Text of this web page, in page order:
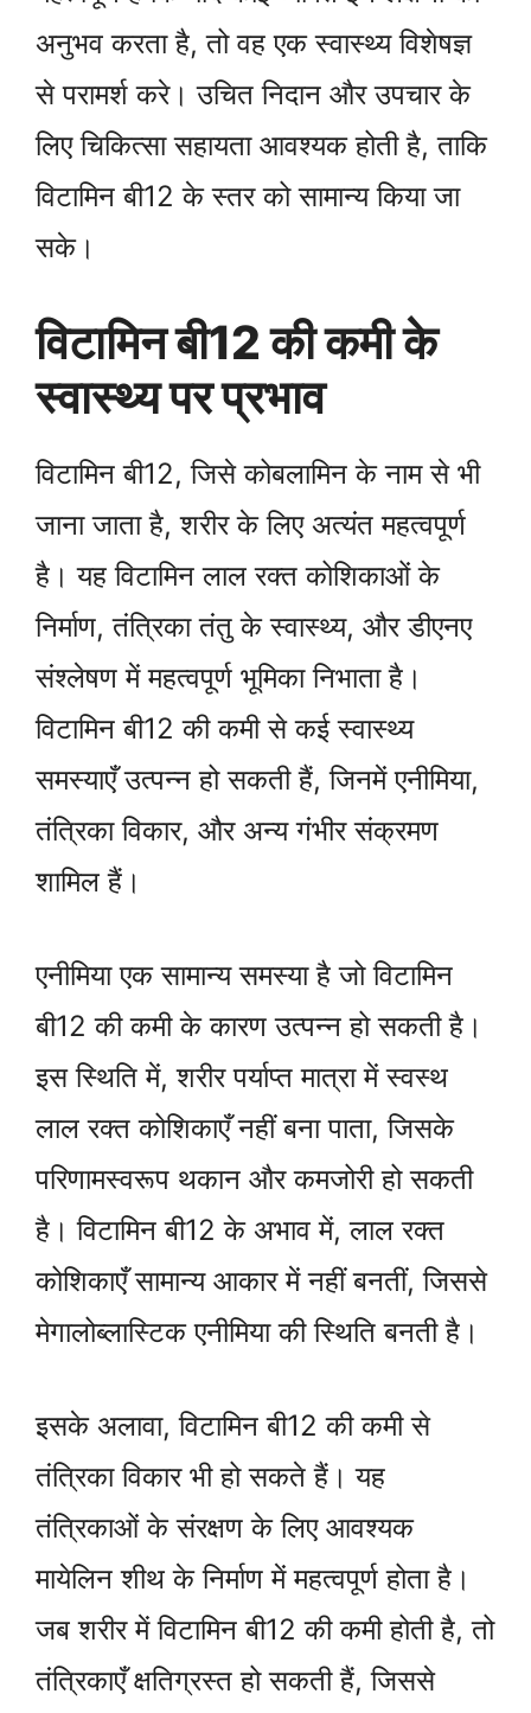
अनुभव करता है, तो वह एक स्वास्थ्य विशेषज्ञ
से परामर्श करे। उचित निदान और उपचार के
लिए चिकित्सा सहायता आवश्यक होती है, ताकि
विटामिन बी12 के स्तर को सामान्य किया जा
सके।
विटामिन बी12 की कमी के
स्वास्थ्य पर प्रभाव
विटामिन बी12, जिसे कोबलामिन के नाम से भी
जाना जाता है, शरीर के लिए अत्यंत महत्वपूर्ण
है। यह विटामिन लाल रक्त कोशिकाओं के
निर्माण, तंत्रिका तंतु के स्वास्थ्य, और डीएनए
संश्लेषण में महत्वपूर्ण भूमिका निभाता है।
विटामिन बी12 की कमी से कई स्वास्थ्य
समस्याएँ उत्पन्न हो सकती हैं, जिनमें एनीमिया,
तंत्रिका विकार, और अन्य गंभीर संक्रमण
शामिल हैं।
एनीमिया एक सामान्य समस्या है जो विटामिन
बी12 की कमी के कारण उत्पन्न हो सकती है।
इस स्थिति में, शरीर पर्याप्त मात्रा में स्वस्थ
लाल रक्त कोशिकाएँ नहीं बना पाता, जिसके
परिणामस्वरूप थकान और कमजोरी हो सकती
है। विटामिन बी12 के अभाव में, लाल रक्त
कोशिकाएँ सामान्य आकार में नहीं बनतीं, जिससे
मेगालोब्लास्टिक एनीमिया की स्थिति बनती है।
इसके अलावा, विटामिन बी12 की कमी से
तंत्रिका विकार भी हो सकते हैं। यह
तंत्रिकाओं के संरक्षण के लिए आवश्यक
मायेलिन शीथ के निर्माण में महत्वपूर्ण होता है।
जब शरीर में विटामिन बी12 की कमी होती है, तो
तंत्रिकाएँ क्षतिग्रस्त हो सकती हैं, जिससे